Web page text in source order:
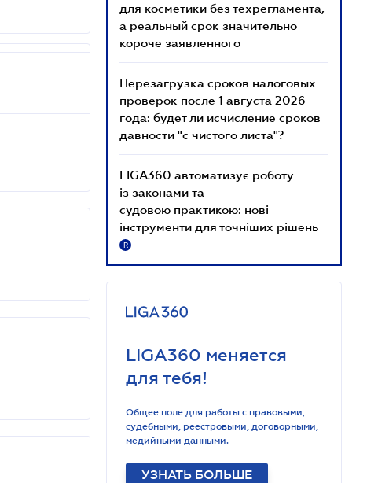
для косметики без техрегламента,
а реальный срок значительно
короче заявленного
Перезагрузка сроков налоговых
проверок после 1 августа 2026
года: будет ли исчисление сроков
давности "с чистого листа"?
LIGA360 автоматизує роботу
із законами та
судовою практикою: нові
інструменти для точніших рішень
R
LIGA360 меняется
для тебя!
Общее поле для работы с правовыми,
судебными, реестровыми, договорными,
медийными данными.
УЗНАТЬ БОЛЬШЕ